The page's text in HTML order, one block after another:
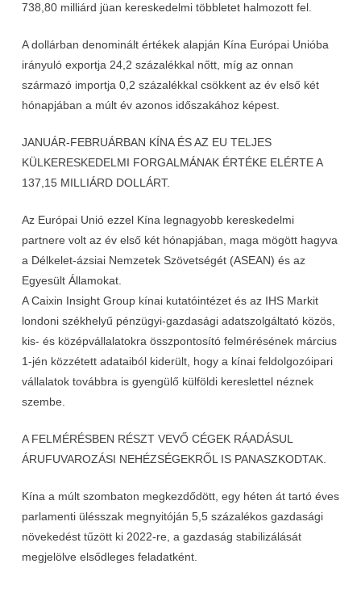
738,80 milliárd jüan kereskedelmi többletet halmozott fel.
A dollárban denominált értékek alapján Kína Európai Unióba
irányuló exportja 24,2 százalékkal nőtt, míg az onnan
származó importja 0,2 százalékkal csökkent az év első két
hónapjában a múlt év azonos időszakához képest.
JANUÁR-FEBRUÁRBAN KÍNA ÉS AZ EU TELJES
KÜLKERESKEDELMI FORGALMÁNAK ÉRTÉKE ELÉRTE A
137,15 MILLIÁRD DOLLÁRT.
Az Európai Unió ezzel Kína legnagyobb kereskedelmi
partnere volt az év első két hónapjában, maga mögött hagyva
a Délkelet-ázsiai Nemzetek Szövetségét (ASEAN) és az
Egyesült Államokat.
A Caixin Insight Group kínai kutatóintézet és az IHS Markit
londoni székhelyű pénzügyi-gazdasági adatszolgáltató közös,
kis- és középvállalatokra összpontosító felmérésének március
1-jén közzétett adataiból kiderült, hogy a kínai feldolgozóipari
vállalatok továbbra is gyengülő külföldi kereslettel néznek
szembe.
A FELMÉRÉSBEN RÉSZT VEVŐ CÉGEK RÁADÁSUL
ÁRUFUVAROZÁSI NEHÉZSÉGEKRŐL IS PANASZKODTAK.
Kína a múlt szombaton megkezdődött, egy héten át tartó éves
parlamenti ülésszak megnyitóján 5,5 százalékos gazdasági
növekedést tűzött ki 2022-re, a gazdaság stabilizálását
megjelölve elsődleges feladatként.